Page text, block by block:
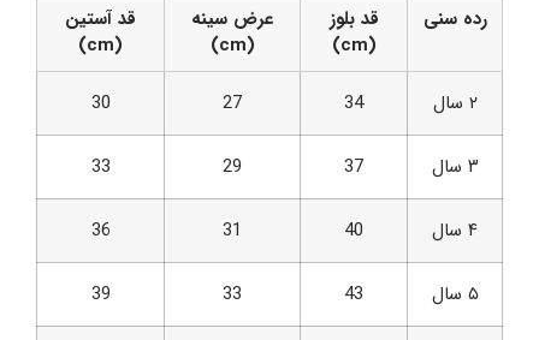
رده سنی
قد بلوز
(cm)
عرض سینه
(cm)
قد آستین
(cm)
۲ سال
34
27
30
۳ سال 37
29
33
۴ سال 40
31
36
۵ سال 43
33
39